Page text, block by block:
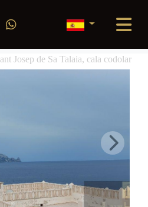
Josep de Sa Talaia, cala codolar